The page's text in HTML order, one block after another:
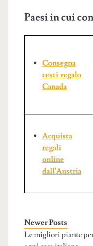
Paesi in cui
Consegna
cesti regalo
Canada
Acquista
regali
online
dall'Austria
Newer Posts
Le migliori piante